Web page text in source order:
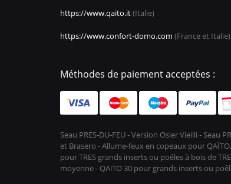
https://www.qaito.it(Italie)
https://www.confort-domo.com (France et Italie)
Méthodes de paiement acceptées :
Seau PRES-DU-FEU - Version Osier Vieilli - Seau
et Brasero - Allume-feux en copeaux pour
pour TRES grands inserts ou poêles à bois de
moyenne - QAïTO 30 pour grands inserts ou